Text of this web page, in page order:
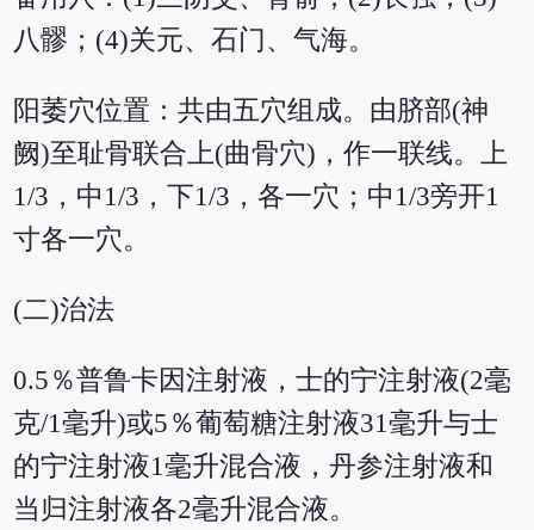
八髎；(4)关元、石门、气海。
阳萎穴位置：共由五穴组成。由脐部(神
阙)至耻骨联合上(曲骨穴)，作一联线。上
1/3，中1/3，下1/3，各一穴；中1/3旁开1
寸各一穴。
(二)治法
0.5％普鲁卡因注射液，士的宁注射液(2毫
克/1毫升)或5％葡萄糖注射液31毫升与士
的宁注射液1毫升混合液，丹参注射液和
当归注射液各2毫升混合液。